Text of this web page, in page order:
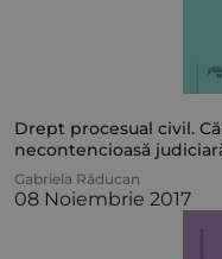
Drept procesual civil.
necontencioasă
Gabriela Răducan
08 Noiembrie 2017